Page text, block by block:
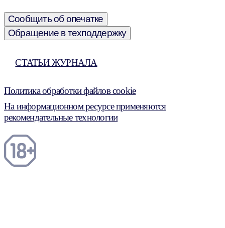
Сообщить об опечатке
Обращение в техподдержку
СТАТЬИ ЖУРНАЛА
Политика обработки файлов cookie
На информационном ресурсе применяются
рекомендательные технологии